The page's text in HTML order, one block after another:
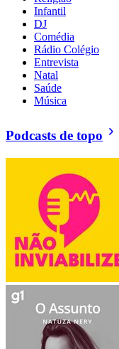
Infantil
DJ
Comédia
Rádio Colégio
Entrevista
Natal
Saúde
Música
Podcasts de topo